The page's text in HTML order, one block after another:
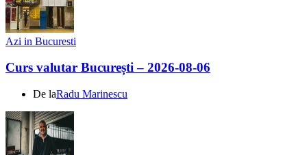
Azi in Bucuresti
Curs valutar București – 2026-08-06
De laRadu Marinescu